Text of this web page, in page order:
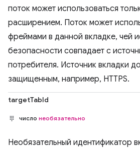
поток может использоваться
расширением. Поток может
фреймами в данной вкладке, чей
безопасности совпадает с
потребителя. Источник вкладки
защищенным, например, HTTPS.
targetTabId
число необязательно
Необязательный идентификатор